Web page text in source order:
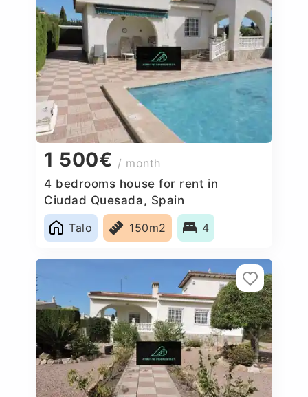
1 500€ / month
4 bedrooms house for rent in
Ciudad Quesada, Spain
Talo
150m2 4